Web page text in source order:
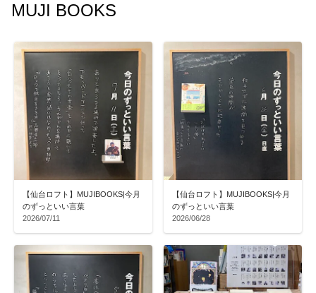
MUJI BOOKS
【仙台ロフト】MUJIBOOKS|今月
のずっといい言葉
2026/07/11
【仙台ロフト】MUJIBOOKS|今月
のずっといい言葉
2026/06/28